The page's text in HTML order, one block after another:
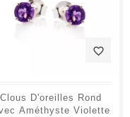
favorite_border
Clous D'oreilles Rond
Améthyste Violette